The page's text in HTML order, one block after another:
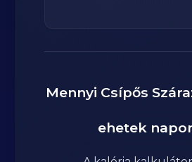
Mennyi Csípős
ehetek